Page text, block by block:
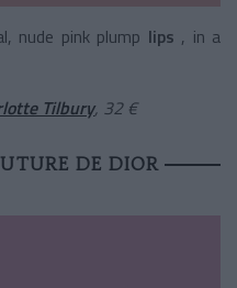
nude pink plump lips , in a
Tilbury, 32 €
DE DIOR